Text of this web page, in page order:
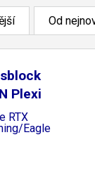
Od
Plexi
RTX
Eagle